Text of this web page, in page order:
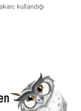
kullandığı